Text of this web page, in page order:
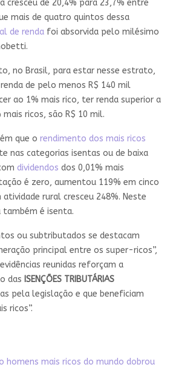
cresceu de 20,4% para 23,7% entre
mais de quatro quintos dessa
de rendafoi absorvida pelo milésimo
no Brasil, para estar nesse estrato,
de pelo menos R$ 140 mil
ao 1% mais rico, ter renda superior a
mais ricos, são R$ 10 mil.
que o rendimento dos mais ricos
nas categorias isentas ou de baixa
dividendos dos 0,01% mais
é zero, aumentou 119% em cinco
rural cresceu 248%. Neste
também é isenta.
ou subtributados se destacam
principal entre os super-ricos”,
evidências reunidas reforçam a
das ISENÇÕES TRIBUTÁRIAS
pela legislação e que beneficiam
ricos”.
homens mais ricos do mundo dobrou